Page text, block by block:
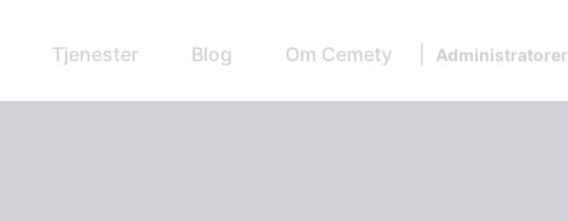
Tjenester Blog Om Cemety Administratorer